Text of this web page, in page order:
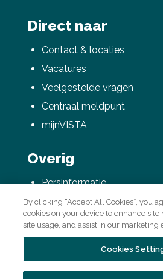
Direct naar
Contact & locaties
Vacatures
Veelgestelde vragen
Centraal meldpunt
mijnVISTA
Overig
Persinformatie
AVG / Privacyverklaring
Colofon
By clicking “Accept All Cookies”, you
cookies on your device to enhance
site usage, and assist in our marketing
Cookies